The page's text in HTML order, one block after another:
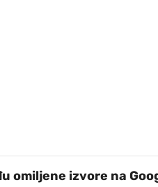
omiljene izvore na